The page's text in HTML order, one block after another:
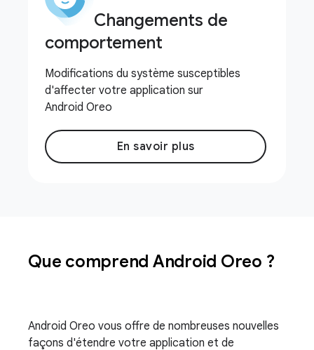
Changements de
comportement
Modifications du système susceptibles
d'affecter votre application sur
Android Oreo
En savoir plus
Que comprend Android Oreo ?
Android Oreo vous offre de nombreuses nouvelles
façons d'étendre votre application et de